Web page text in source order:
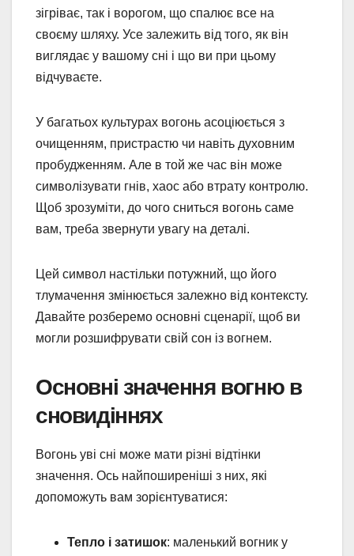
зігріває, так і ворогом, що спалює все на
своєму шляху. Усе залежить від того, як він
виглядає у вашому сні і що ви при цьому
відчуваєте.
У багатьох культурах вогонь асоціюється з
очищенням, пристрастю чи навіть духовним
пробудженням. Але в той же час він може
символізувати гнів, хаос або втрату контролю.
Щоб зрозуміти, до чого сниться вогонь саме
вам, треба звернути увагу на деталі.
Цей символ настільки потужний, що його
тлумачення змінюється залежно від контексту.
Давайте розберемо основні сценарії, щоб ви
могли розшифрувати свій сон із вогнем.
Основні значення вогню в
сновидіннях
Вогонь уві сні може мати різні відтінки
значення. Ось найпоширеніші з них, які
допоможуть вам зорієнтуватися:
Тепло і затишок: маленький вогник у